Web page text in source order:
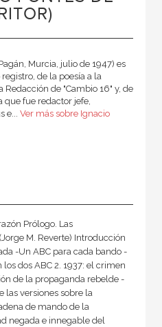
Murcia, julio de 1947) es
de la poesía a la
de "Cambio 16" y, de
que fue redactor jefe,
e... Ver más sobre Ignacio
Prólogo. Las
M. Reverte) Introducción
-Un ABC para cada bando -
los dos ABC 2. 1937: el crimen
de la propaganda rebelde -
las versiones sobre la
de mando de la
negada e innegable del